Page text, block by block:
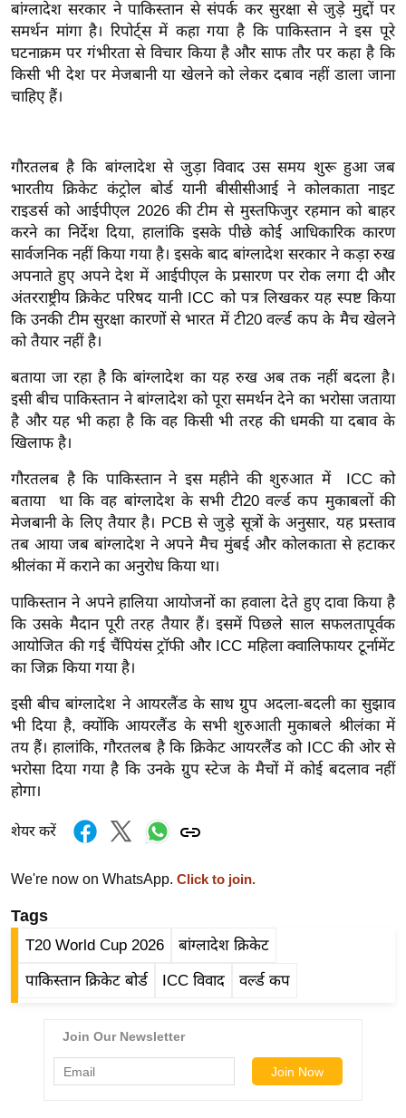
L
2
0
2
6
इ
म
ई
-
पे
प
र
मि
ल
बे
मि
सा
ल
श
ख्सि
य
त
यं
ग
इं
डि
या
सा
हि
त्य
ग
टो
व
न्यू
बांग्लादेश सरकार ने पाकिस्तान से संपर्क कर सुरक्षा से जुड़े मुद्दों पर
समर्थन मांगा है। रिपोर्ट्स में कहा गया है कि पाकिस्तान ने इस पूरे
घटनाक्रम पर गंभीरता से विचार किया है और साफ तौर पर कहा है कि
किसी भी देश पर मेजबानी या खेलने को लेकर दबाव नहीं डाला जाना
चाहिए हैं।
गौरतलब है कि बांग्लादेश से जुड़ा विवाद उस समय शुरू हुआ जब
भारतीय क्रिकेट कंट्रोल बोर्ड यानी बीसीसीआई ने कोलकाता नाइट
राइडर्स को आईपीएल 2026 की टीम से मुस्तफिजुर रहमान को बाहर
करने का निर्देश दिया, हालांकि इसके पीछे कोई आधिकारिक कारण
सार्वजनिक नहीं किया गया है। इसके बाद बांग्लादेश सरकार ने कड़ा रुख
अपनाते हुए अपने देश में आईपीएल के प्रसारण पर रोक लगा दी और
अंतरराष्ट्रीय क्रिकेट परिषद यानी ICC को पत्र लिखकर यह स्पष्ट किया
कि उनकी टीम सुरक्षा कारणों से भारत में टी20 वर्ल्ड कप के मैच खेलने
को तैयार नहीं है।
बताया जा रहा है कि बांग्लादेश का यह रुख अब तक नहीं बदला है।
इसी बीच पाकिस्तान ने बांग्लादेश को पूरा समर्थन देने का भरोसा जताया
है और यह भी कहा है कि वह किसी भी तरह की धमकी या दबाव के
खिलाफ है।
गौरतलब है कि पाकिस्तान ने इस महीने की शुरुआत में ICC को
बताया था कि वह बांग्लादेश के सभी टी20 वर्ल्ड कप मुकाबलों की
मेजबानी के लिए तैयार है। PCB से जुड़े सूत्रों के अनुसार, यह प्रस्ताव
तब आया जब बांग्लादेश ने अपने मैच मुंबई और कोलकाता से हटाकर
श्रीलंका में कराने का अनुरोध किया था।
पाकिस्तान ने अपने हालिया आयोजनों का हवाला देते हुए दावा किया है
कि उसके मैदान पूरी तरह तैयार हैं। इसमें पिछले साल सफलतापूर्वक
आयोजित की गई चैंपियंस ट्रॉफी और ICC महिला क्वालिफायर टूर्नामेंट
का जिक्र किया गया है।
इसी बीच बांग्लादेश ने आयरलैंड के साथ ग्रुप अदला-बदली का सुझाव
भी दिया है, क्योंकि आयरलैंड के सभी शुरुआती मुकाबले श्रीलंका में
तय हैं। हालांकि, गौरतलब है कि क्रिकेट आयरलैंड को ICC की ओर से
भरोसा दिया गया है कि उनके ग्रुप स्टेज के मैचों में कोई बदलाव नहीं
होगा।
शेयर करें
We're now on WhatsApp. Click to join.
Tags
T20 World Cup 2026 बांग्लादेश क्रिकेट
पाकिस्तान क्रिकेट बोर्ड ICC विवाद वर्ल्ड कप